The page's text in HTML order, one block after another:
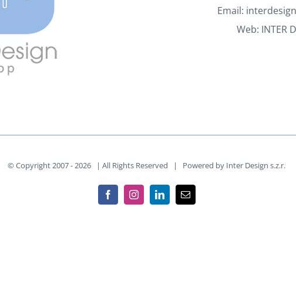
Email:
Web: INTER
© Copyright 2007 -2026 | All Rights Reserved | Powered by Inter Design s.z.r.
FacebookInstagramLinkedInEmail